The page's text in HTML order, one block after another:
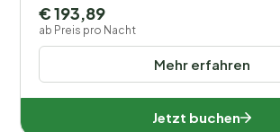
Rogaland (25)
Telemark (21)
Troms (23)
Tröndelag (47)
Mehr erfahren
€ 193,89
ab Preis pro Nacht
Jetzt buchen